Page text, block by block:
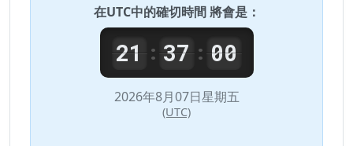
在UTC中的確切時間 將會是：
21: 37: 00
2026年8月07日星期五
(UTC)